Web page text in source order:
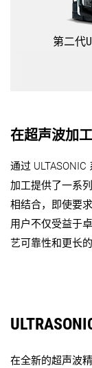
第二代
在超声波加
通过
加工提供了一系
相结合，即使要
用户不仅受益于
艺可靠性和更长的
在全新的超声波